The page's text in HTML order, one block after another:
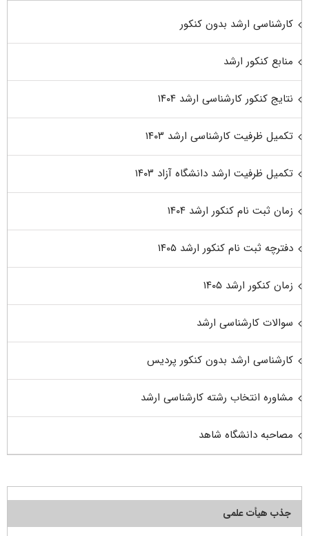
کارشناسی ارشد بدون کنکور
منابع کنکور ارشد
نتایج کنکور کارشناسی ارشد ۱۴۰۴
تکمیل ظرفیت کارشناسی ارشد ۱۴۰۳
تکمیل ظرفیت ارشد دانشگاه آزاد ۱۴۰۳
زمان ثبت نام کنکور ارشد ۱۴۰۴
دفترچه ثبت نام کنکور ارشد ۱۴۰۵
زمان کنکور ارشد ۱۴۰۵
سوالات کارشناسی ارشد
کارشناسی ارشد بدون کنکور پردیس
مشاوره انتخاب رشته کارشناسی ارشد
مصاحبه دانشگاه شاهد
جذب هیأت علمی